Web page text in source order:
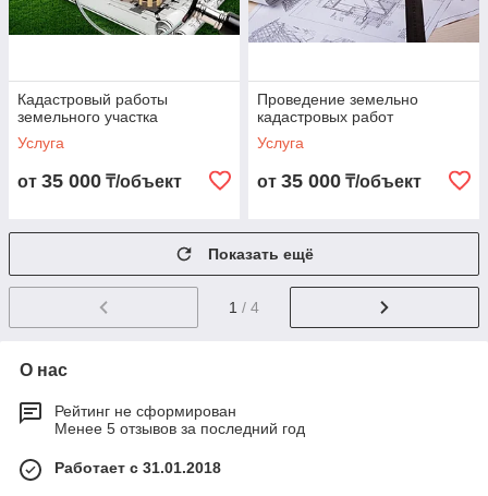
Кадастровый работы
земельного участка
Услуга
от 35 000 ₸/объект
Проведение земельно
кадастровых работ
Услуга
от 35 000 ₸/объект
Показать ещё
1 / 4
О нас
Рейтинг не сформирован
Менее 5 отзывов за последний год
Работает с 31.01.2018